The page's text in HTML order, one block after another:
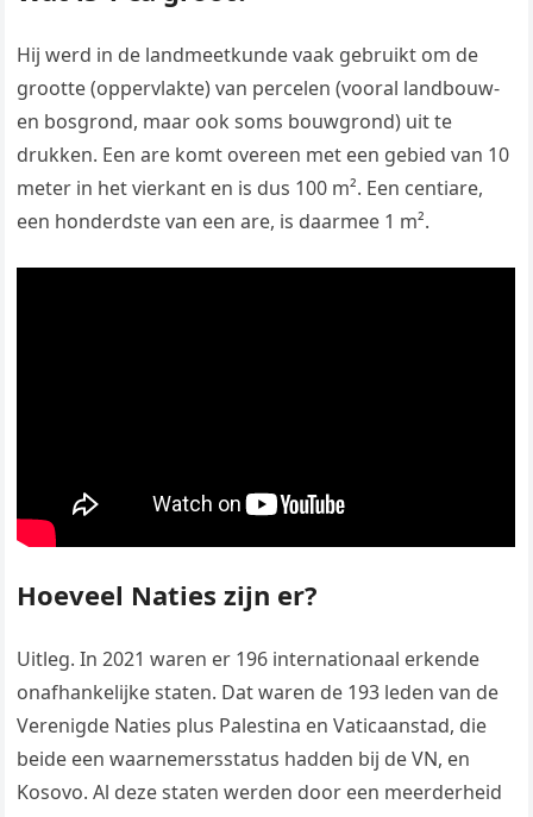
Hij werd in de landmeetkunde vaak gebruikt om de
grootte (oppervlakte) van percelen (vooral landbouw-
en bosgrond, maar ook soms bouwgrond) uit te
drukken. Een are komt overeen met een gebied van 10
meter in het vierkant en is dus 100 m². Een centiare,
een honderdste van een are, is daarmee 1 m².
Hoeveel Naties zijn er?
Uitleg. In 2021 waren er 196 internationaal erkende
onafhankelijke staten. Dat waren de 193 leden van de
Verenigde Naties plus Palestina en Vaticaanstad, die
beide een waarnemersstatus hadden bij de VN, en
Kosovo. Al deze staten werden door een meerderheid